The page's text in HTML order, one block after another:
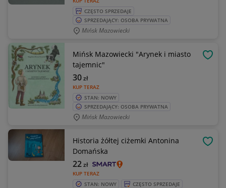
CZĘSTO SPRZEDAJE
SPRZEDAJĄCY: OSOBA PRYWATNA
Mińsk Mazowiecki
Mińsk Mazowiecki "Arynek i miasto
tajemnic"
KUP TERAZ
30zł
STAN: NOWY
SPRZEDAJĄCY: OSOBA PRYWATNA
Mińsk Mazowiecki
Historia żółtej ciżemki Antonina
Domańska
KUP TERAZ
22zł
STAN: NOWY
CZĘSTO SPRZEDAJE